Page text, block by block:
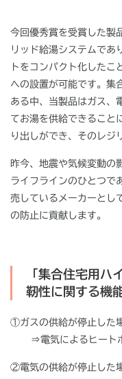
今回優秀賞を受賞した製
リッド給湯システムであ
トをコンパクト化したこ
への設置が可能です。集
ある中、当製品はガス、
てお湯を供給できること
り出しができ、そのレジ
昨今、地震や気候変動の
ライフラインのひとつで
売しているメーカーとし
の防止に貢献します。
「集合住宅用ハ
靭性に関する機
①ガスの供給が停止した
⇒電気によるヒート
②電気の供給が停止した